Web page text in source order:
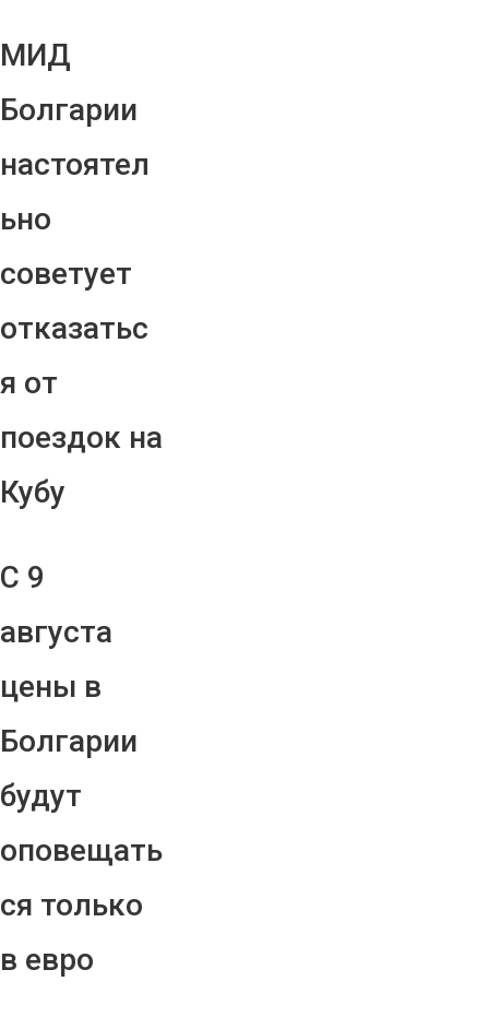
МИД
Болгарии
настоятел
ьно
советует
отказатьс
я от
поездок на
Кубу
С 9
августа
цены в
Болгарии
будут
оповещать
ся только
в евро